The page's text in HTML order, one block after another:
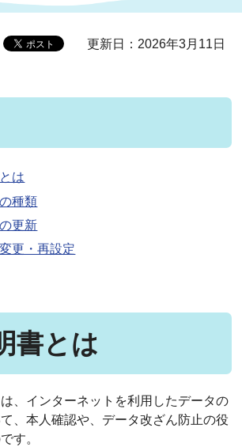
更新日：2026年3月11日
は
種類
更新
更・再設定
書とは
、インターネットを利用したデータの
、本人確認や、データ改ざん防止の役
す。